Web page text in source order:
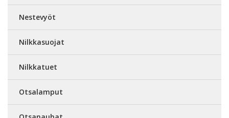
Nestevyöt
Nilkkasuojat
Nilkkatuet
Otsalamput